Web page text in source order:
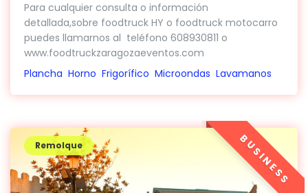
Para cualquier consulta o información
detallada,sobre foodtruck HY o foodtruck motocarro
puedes llamarnos al teléfono 608930811 o
www.foodtruckzaragozaeventos.com
Plancha Horno Frigorífico Microondas Lavamanos
Remolque BUSINESS